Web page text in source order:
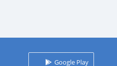
Google Play